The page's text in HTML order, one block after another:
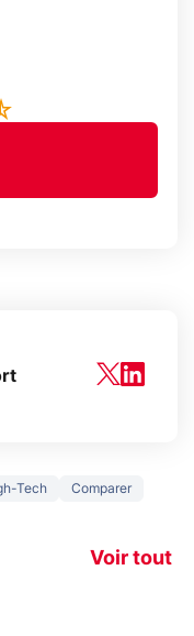
Tech Comparer
Voir tout
5
prochaine